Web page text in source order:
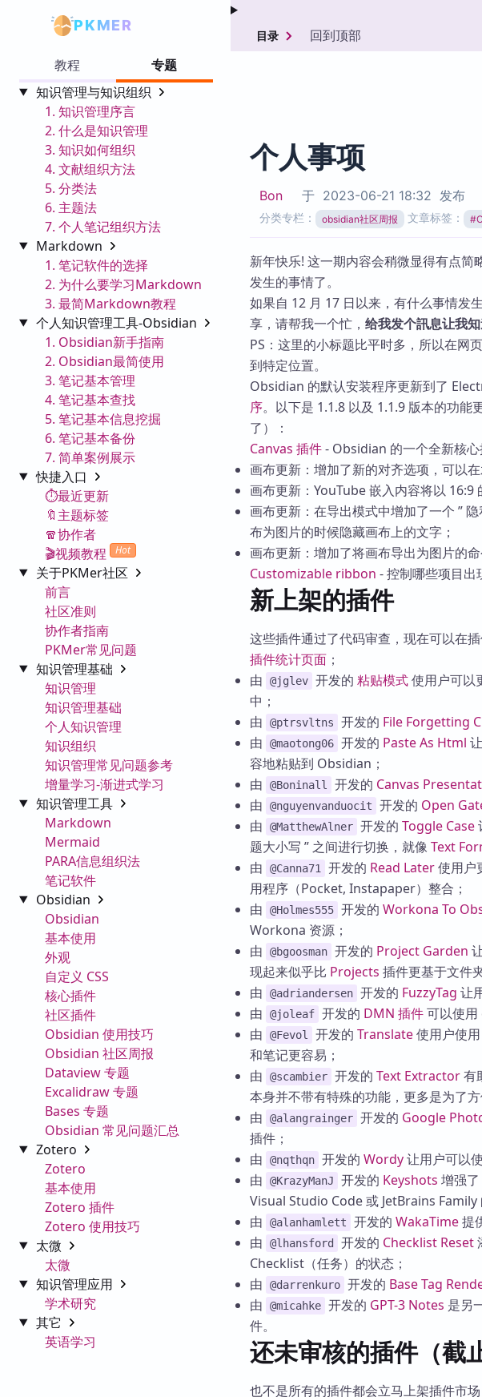
PKMER
教程
专题
知识管理与知识组织
1. 知识管理序言
2. 什么是知识管理
3. 知识如何组织
4. 文献组织方法
5. 分类法
6. 主题法
7. 个人笔记组织方法
Markdown
1. 笔记软件的选择
2. 为什么要学习Markdown
3. 最简Markdown教程
个人知识管理工具-Obsidian
1. Obsidian新手指南
2. Obsidian最简使用
3. 笔记基本管理
4. 笔记基本查找
5. 笔记基本信息挖掘
6. 笔记基本备份
7. 简单案例展示
快捷入口
⏱️最近更新
🔖主题标签
🧣协作者
🎬视频教程
Hot
关于PKMer社区
前言
社区准则
协作者指南
PKMer常见问题
知识管理基础
知识管理
知识管理基础
个人知识管理
知识组织
知识管理常见问题参考
增量学习-渐进式学习
知识管理工具
Markdown
Mermaid
PARA信息组织法
笔记软件
Obsidian
Obsidian
基本使用
外观
自定义 CSS
核心插件
社区插件
Obsidian 使用技巧
Obsidian 社区周报
Dataview 专题
Excalidraw 专题
Bases 专题
Obsidian 常见问题汇总
Zotero
Zotero
基本使用
Zotero 插件
Zotero 使用技巧
太微
太微
知识管理应用
学术研究
其它
英语学习
目录 回到顶部
个人事项
Bon 于 2023-06-21 18:32 发布
分类专栏： obsidian社区周报 文章标签： #
新年快乐! 这一期内容会稍微显得有点
发生的事情了。
如果自 12 月 17 日以来，有什么事情发
享，请帮我一个忙， 给我发个訊息让我
PS：这里的小标题比平时多，所以在网
到特定位置。
Obsidian 的默认安装程序更新到了
序。以下是 1.1.8 以及 1.1.9 版本的功
了）：
Canvas 插件- Obsidian 的一个全新核心
画布更新：增加了新的对齐选项，可以
画布更新：YouTube 嵌入内容将以 16:9
画布更新：在导出模式中增加了一个 ”
布为图片的时候隐藏画布上的文字；
画布更新：增加了将画布导出为图片的命
Customizable ribbon - 控制哪些项目出
新上架的插件
这些插件通过了代码审查，现在可以在
插件统计页面 ；
由
@jglev 开发的 粘贴模式使用户可以
中；
由
@ptrsvltns 开发的 File Forgetting
由
@maotong06 开发的 Paste As Html
容地粘贴到 Obsidian；
由
@Boninall 开发的 Canvas
由
@nguyenvanduocit 开发的 Open
由
@MatthewAlner 开发的 Toggle Case
题大小写 ” 之间进行切换，就像 Text
由
@Canna71 开发的 Read Later使用户
用程序（Pocket, Instapaper）整合；
由
@Holmes555 开发的 Workona To
Workona 资源；
由
@bgoosman 开发的 Project Garden
现起来似乎比 Projects 插件更基于文件
由
@adriandersen 开发的 FuzzyTag 让
由
@joleaf 开发的 DMN 插件可以使用
由
@Fevol 开发的 Translate使用户使
和笔记更容易；
由
@scambier 开发的 Text Extractor有
本身并不带有特殊的功能，更多是为了
由
@alangrainger 开发的 Google
插件；
由
@nqthqn 开发的 Wordy让用户可以
由
@KrazyManJ 开发的 Keyshots 增强
Visual Studio Code 或 JetBrains Family
由
@alanhamlett 开发的 WakaTime提
由
@lhansford 开发的 Checklist Reset
Checklist（任务）的状态；
由
@darrenkuro 开发的 Base Tag
由
@micahke 开发的 GPT-3 Notes 是另
件。
还未审核的插件（截
也不是所有的插件都会立马上架插件市